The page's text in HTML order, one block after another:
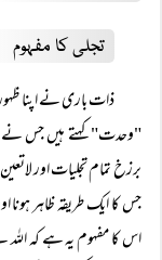
تجلی کا مفہوم
ذات باری نے اپنا
"وحدت" کہتے ہیں جس نے
برزخ تمام تجلیات اور
جس کا ایک طریقہ ظاہر ہونا
اس کا مفہوم یہ ہے کہ